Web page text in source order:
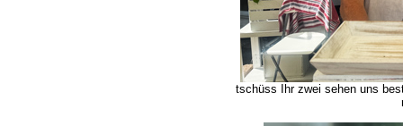
tschüss Ihr zwei sehen uns